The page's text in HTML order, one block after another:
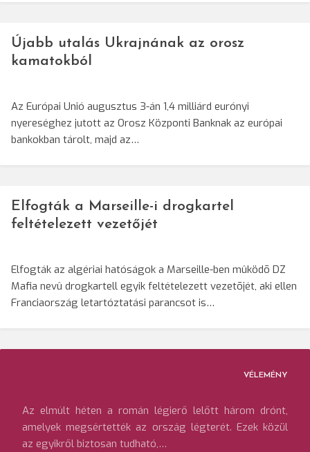
Újabb utalás Ukrajnának az orosz
kamatokból
Az Európai Unió augusztus 3-án 1,4 milliárd eurónyi
nyereséghez jutott az Orosz Központi Banknak az európai
bankokban tárolt, majd az…
Elfogták a Marseille-i drogkartel
feltételezett vezetőjét
Elfogták az algériai hatóságok a Marseille-ben mûködõ DZ
Mafia nevû drogkartell egyik feltételezett vezetõjét, aki ellen
Franciaország letartóztatási parancsot is…
VÉLEMÉNY
Az elmúlt héten a román légierő lelőtt három drónt,
amelyek megsértették az ország légterét. Ezek közül
az egyikről biztosan tudható,…